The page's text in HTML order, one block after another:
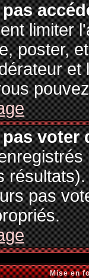
limiter
poster,
voter
pas
Mise en